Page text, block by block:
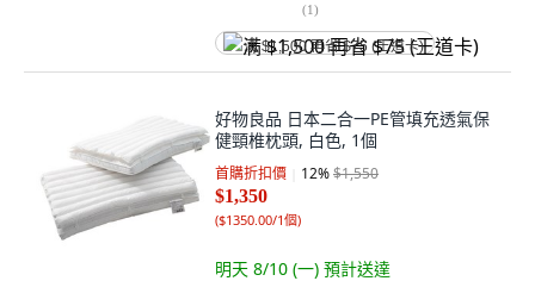
(1)
满 $1,500 再省 $75 (王道卡)
好物良品 日本二合一PE管填充透氣保
健頸椎枕頭, 白色, 1個
首購折扣價 12%$1,550
$1,350
($1350.00/1個)
明天 8/10 (一) 預計送達